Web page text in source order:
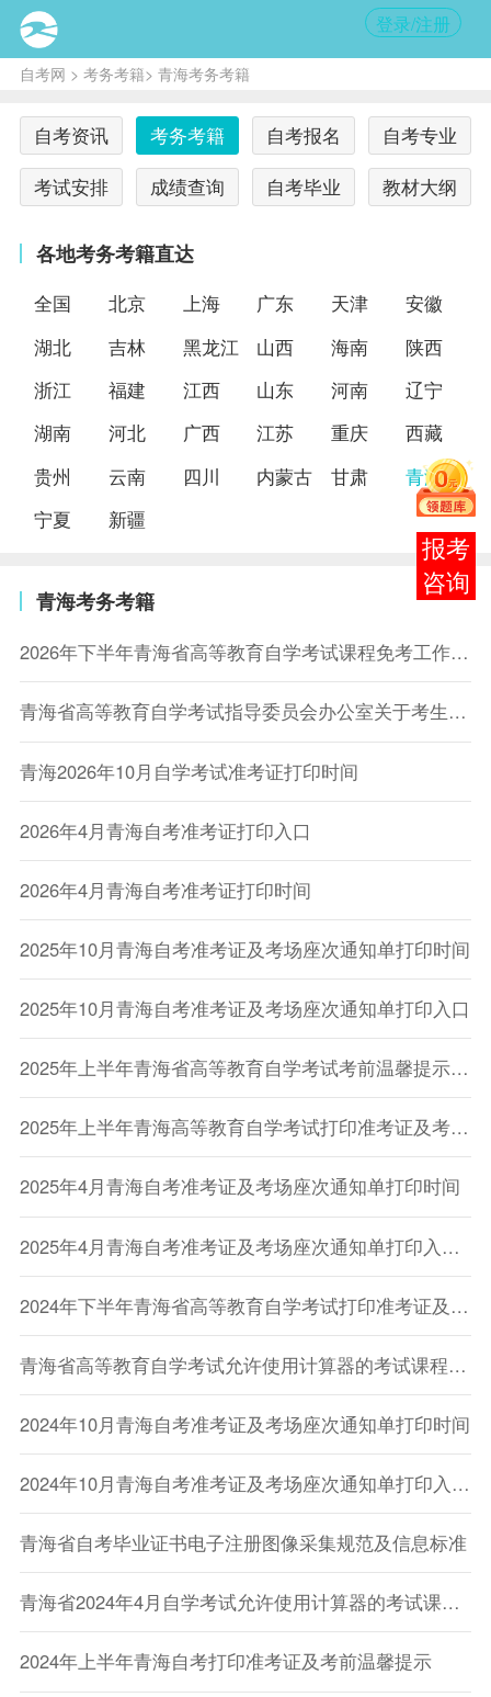
登录/注册
自考网 > 考务考籍> 青海考务考籍
自考资讯 考务考籍 自考报名
自考专业
考试安排
成绩查询 自考毕业 教材大纲
各地考务考籍直达
全国 北京 上海 广东 天津
安徽
湖北
吉林 黑龙江 山西 海南
陕西
浙江
福建 江西 山东 河南
辽宁
湖南
河北 广西 江苏 重庆
西藏
贵州
云南 四川 内蒙古 甘肃
青海
宁夏
新疆
青海考务考籍
2026年下半年青海省高等教育自学考试课程免考工作通知
青海省高等教育自学考试指导委员会办公室关于考生学历有关问题的说明函
青海2026年10月自学考试准考证打印时间
2026年4月青海自考准考证打印入口
2026年4月青海自考准考证打印时间
2025年10月青海自考准考证及考场座次通知单打印时间
2025年10月青海自考准考证及考场座次通知单打印入口
2025年上半年青海省高等教育自学考试考前温馨提示（二）
2025年上半年青海高等教育自学考试打印准考证及考前温馨提示
2025年4月青海自考准考证及考场座次通知单打印时间
2025年4月青海自考准考证及考场座次通知单打印入口已开通
2024年下半年青海省高等教育自学考试打印准考证及考前温馨提示
青海省高等教育自学考试允许使用计算器的考试课程目录
2024年10月青海自考准考证及考场座次通知单打印时间
2024年10月青海自考准考证及考场座次通知单打印入口已开通
青海省自考毕业证书电子注册图像采集规范及信息标准
青海省2024年4月自学考试允许使用计算器的考试课程目录
2024年上半年青海自考打印准考证及考前温馨提示
在线
客服